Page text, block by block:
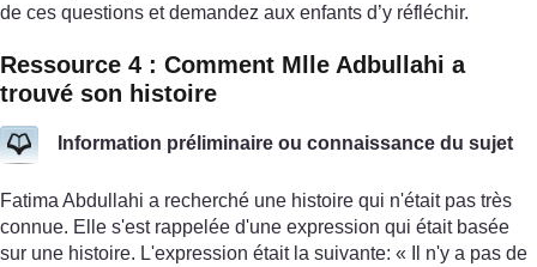
de ces questions et demandez aux enfants d’y réfléchir.
Ressource 4 : Comment Mlle Adbullahi a
trouvé son histoire
Information préliminaire ou connaissance du sujet
Fatima Abdullahi a recherché une histoire qui n'était pas très
connue. Elle s'est rappelée d'une expression qui était basée
sur une histoire. L'expression était la suivante: « Il n'y a pas de